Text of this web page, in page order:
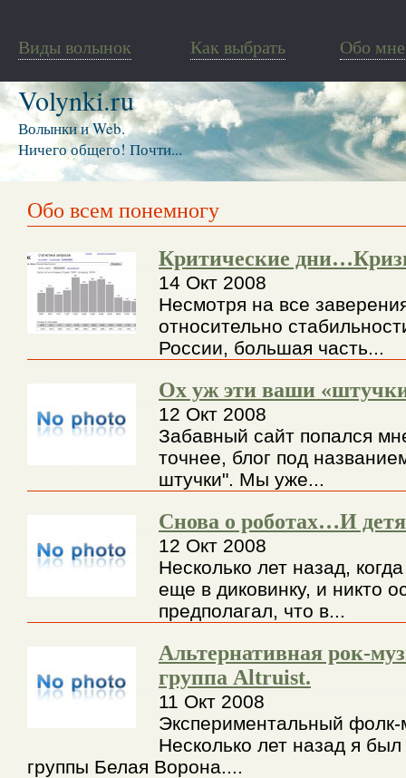
Виды волынок Как выбрать Обо мне
Volynki.ru
Волынки и Web.
Ничего общего! Почти...
Обо всем понемногу
Критические
14 Окт 2008
Несмотря на все
относительно
России, большая часть...
Ох уж эти ваши
12 Окт 2008
Забавный сайт попался
точнее, блог под
штучки". Мы уже...
Снова о роботах…И
12 Окт 2008
Несколько лет назад,
еще в диковинку, и никто
предполагал, что в...
Альтернативная рок-
группа Altruist.
11 Окт 2008
Экспериментальный фолк-
Несколько лет назад я
группы Белая Ворона....